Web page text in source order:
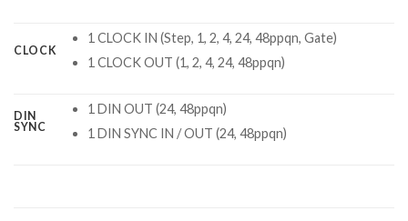
CLOCK
1 CLOCK IN (Step, 1, 2, 4, 24, 48ppqn, Gate)
1 CLOCK OUT (1, 2, 4, 24, 48ppqn)
DIN
SYNC
1 DIN OUT (24, 48ppqn)
1 DIN SYNC IN / OUT (24, 48ppqn)